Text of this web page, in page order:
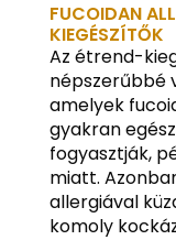
FUCOIDAN
KIEGÉSZÍTŐK
Az étrend-
népszerűbbé
amelyek
gyakran
fogyasztják,
miatt.
allergiával
komoly